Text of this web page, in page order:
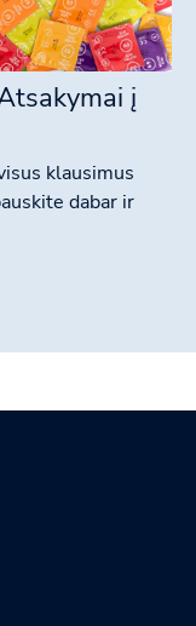
į
klausimus
dabar ir